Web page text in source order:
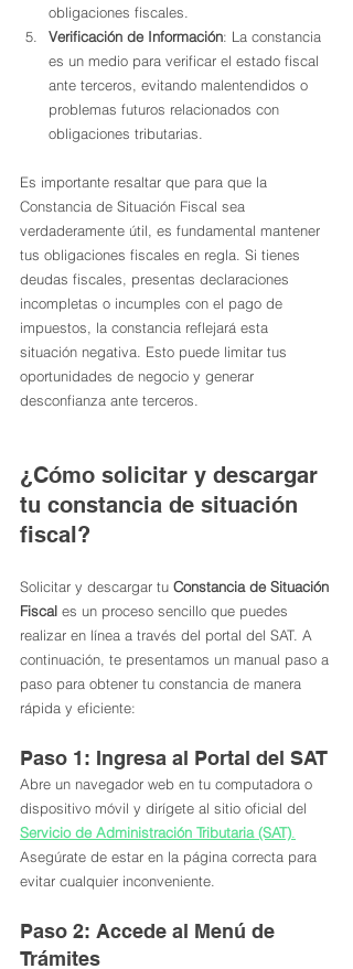
obligaciones fiscales.
Verificación de Información: La constancia
es un medio para verificar el estado fiscal
ante terceros, evitando malentendidos o
problemas futuros relacionados con
obligaciones tributarias.
Es importante resaltar que para que la
Constancia de Situación Fiscal sea
verdaderamente útil, es fundamental mantener
tus obligaciones fiscales en regla. Si tienes
deudas fiscales, presentas declaraciones
incompletas o incumples con el pago de
impuestos, la constancia reflejará esta
situación negativa. Esto puede limitar tus
oportunidades de negocio y generar
desconfianza ante terceros.
¿Cómo solicitar y descargar
tu constancia de situación
fiscal?
Solicitar y descargar tu Constancia de Situación
Fiscal es un proceso sencillo que puedes
realizar en línea a través del portal del SAT. A
continuación, te presentamos un manual paso a
paso para obtener tu constancia de manera
rápida y eficiente:
Paso 1: Ingresa al Portal del SAT
Abre un navegador web en tu computadora o
dispositivo móvil y dirígete al sitio oficial del
Servicio de Administración Tributaria (SAT)
Asegúrate de estar en la página correcta para
evitar cualquier inconveniente.
Paso 2: Accede al Menú de
Trámites